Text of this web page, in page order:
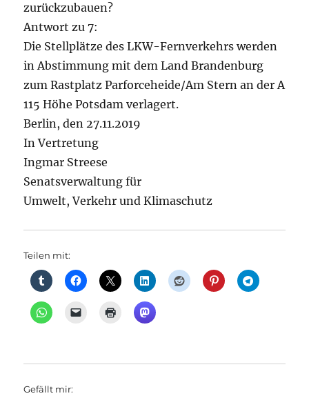
zurückzubauen?
Antwort zu 7:
Die Stellplätze des LKW-Fernverkehrs werden
in Abstimmung mit dem Land Brandenburg
zum Rastplatz Parforceheide/Am Stern an der A
115 Höhe Potsdam verlagert.
Berlin, den 27.11.2019
In Vertretung
Ingmar Streese
Senatsverwaltung für
Umwelt, Verkehr und Klimaschutz
Teilen mit:
Gefällt mir: